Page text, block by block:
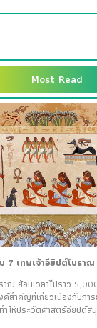
Most Read
7 เทพเจ้าอียิปต์โบราณ
ณ ย้อนเวลาไปราว
ค์สำคัญที่เกี่ยวเนื่องกับกา
ำให้ประวัติศาสตร์อียิปต์ส